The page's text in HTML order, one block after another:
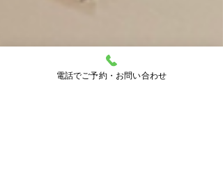
電話でご予約・お問い合わせ